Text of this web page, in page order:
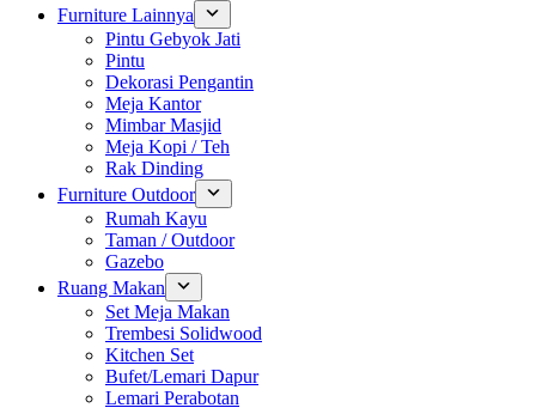
Furniture Lainnya
Pintu Gebyok Jati
Pintu
Dekorasi Pengantin
Meja Kantor
Mimbar Masjid
Meja Kopi / Teh
Rak Dinding
Furniture Outdoor
Rumah Kayu
Taman / Outdoor
Gazebo
Ruang Makan
Set Meja Makan
Trembesi Solidwood
Kitchen Set
Bufet/Lemari Dapur
Lemari Perabotan